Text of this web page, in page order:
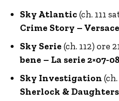
Sky Atlantic (ch. 111
Crime Story – Versace
Sky Serie (ch. 112) ore
bene – La serie 2×07-08
Sky Investigation
Sherlock & Daughters